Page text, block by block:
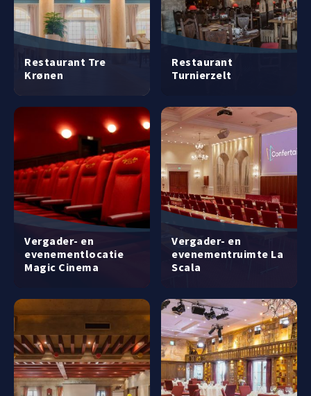
Restaurant Tre
Krønen
Restaurant
Turnierzelt
Vergader- en
evenementlocatie
Magic Cinema
Vergader- en
evenementruimte La
Scala